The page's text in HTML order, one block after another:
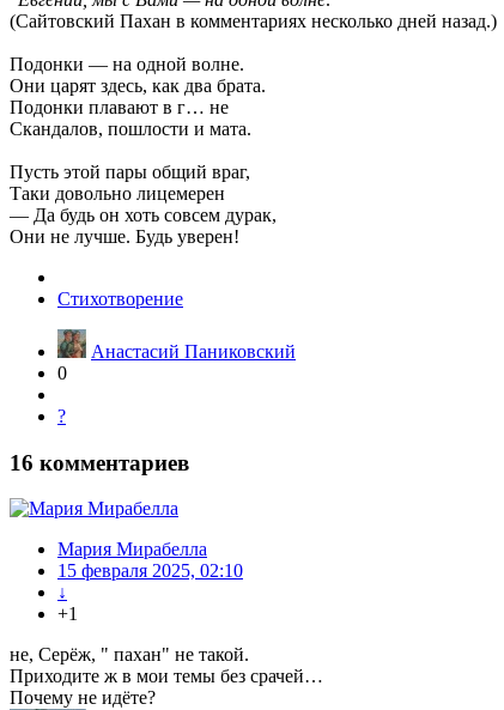
(Сайтовский Пахан в комментариях несколько дней назад.)
Подонки — на одной волне.
Они царят здесь, как два брата.
Подонки плавают в г… не
Скандалов, пошлости и мата.
Пусть этой пары общий враг,
Таки довольно лицемерен
— Да будь он хоть совсем дурак,
Они не лучше. Будь уверен!
Стихотворение
Анастасий Паниковский
0
?
16 комментариев
Мария Мирабелла
15 февраля 2025, 02:10
↓
+1
не, Серёж, " пахан" не такой.
Приходите ж в мои темы без срачей…
Почему не идёте?